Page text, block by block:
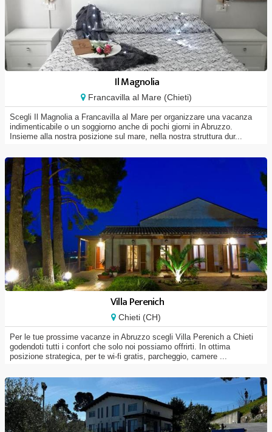
Il Magnolia
Francavilla al Mare (Chieti)
Scegli Il Magnolia a Francavilla al Mare per organizzare una vacanza
indimenticabile o un soggiorno anche di pochi giorni in Abruzzo.
Insieme alla nostra posizione sul mare, nella nostra struttura dur...
Villa Perenich
Chieti (CH)
Per le tue prossime vacanze in Abruzzo scegli Villa Perenich a Chieti
godendoti tutti i confort che solo noi possiamo offrirti. In ottima
posizione strategica, per te wi-fi gratis, parcheggio, camere ...